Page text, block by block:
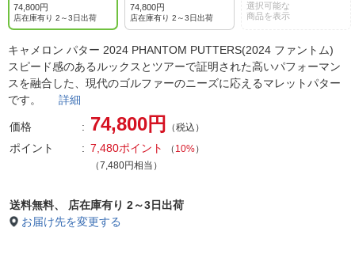
74,800円
店在庫有り 2～3日出荷
74,800円
店在庫有り 2～3日出荷
選択可能な
商品を表示
キャメロン パター 2024 PHANTOM PUTTERS(2024 ファントム)
スピード感のあるルックスとツアーで証明された高いパフォーマン
スを融合した、現代のゴルファーのニーズに応えるマレットパター
です。 詳細
価格 74,800円 （税込）
ポイント 7,480ポイント （ 10%）
（7,480円相当）
送料無料、
店在庫有り 2～3日出荷
お届け先を変更する